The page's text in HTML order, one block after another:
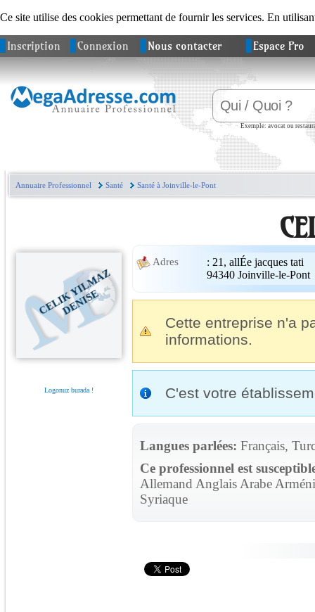
Ce site utilise des cookies permettant de fournir les services. En
Inscription Connexion Nous contacter Espace Pro
Exemple: avocat ou
Annuaire Professionnel Santé Santé à Joinville-le-Pont
C
E
L
I
K
Y
I
L
M
A
Z
D
E
N
I
S
E
Logonuz burada !
Adres : 21, allÉe jacques tati
94340 Joinville-le-Pont
Cette entreprise n'a
informations.
C'est votre
Langues parlées: Français,
Ce professionnel est
Allemand Anglais Arabe
Syriaque